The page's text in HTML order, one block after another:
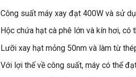
Công suất máy xay đạt 400W và sử
Hộc chứa hạt cà phê lớn và kín hơi, có
Lưỡi xay hạt mỏng 50nm và làm từ
Với lợi thế về công suất, máy có thể